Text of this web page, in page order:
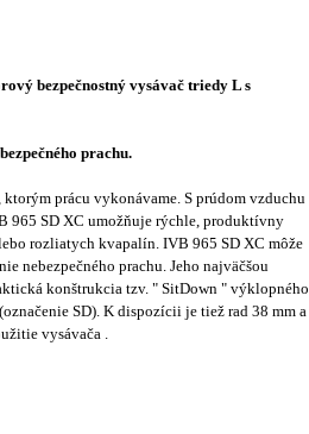
bezpečnostný vysávač triedy L s
prachu.
prácu vykonávame. S prúdom vzduchu
965 SD XC umožňuje rýchle, produktívny
rozliatych kvapalín. IVB 965 SD XC môže
nebezpečného prachu. Jeho najväčšou
konštrukcia tzv. " SitDown " výklopného
SD). K dispozícii je tiež rad 38 mm a
vysávača .